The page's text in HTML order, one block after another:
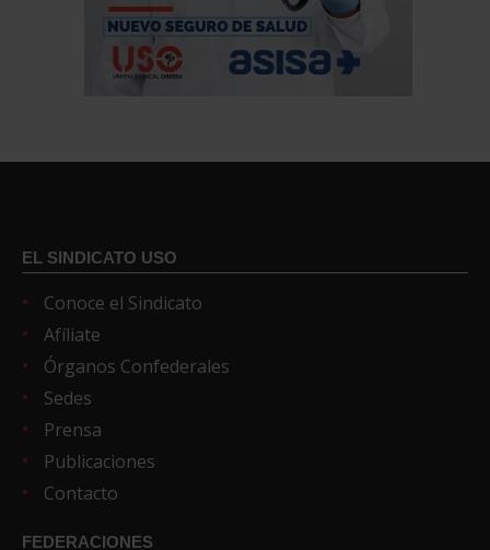
EL SINDICATO USO
Conoce el Sindicato
Afíliate
Órganos Confederales
Sedes
Prensa
Publicaciones
Contacto
FEDERACIONES